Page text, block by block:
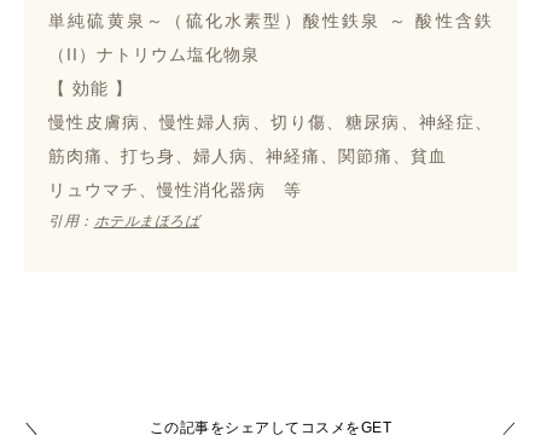
単純硫黄泉～（硫化水素型）酸性鉄泉 ～ 酸性含鉄
（II）ナトリウム塩化物泉
【 効能 】
慢性皮膚病、慢性婦人病、切り傷、糖尿病、神経症、
筋肉痛、打ち身、婦人病、神経痛、関節痛、貧血
リュウマチ、慢性消化器病 等
引用： ホテルまほろば
この記事をシェアしてコスメをGET